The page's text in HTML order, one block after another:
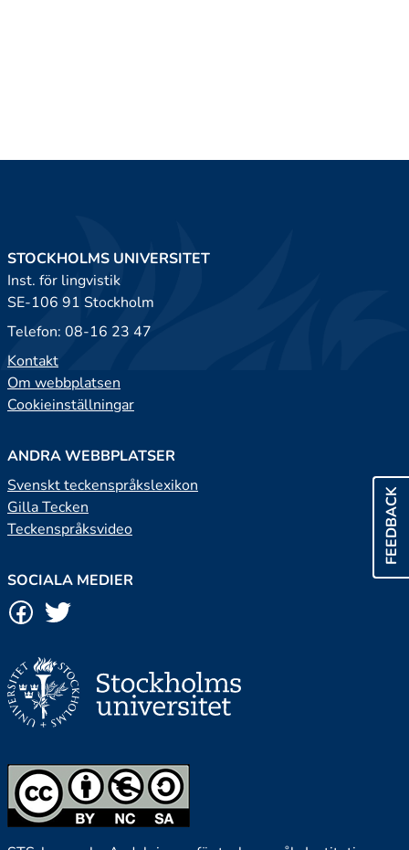
FEEDBACK
STOCKHOLMS UNIVERSITET
Inst. för lingvistik
SE-106 91 Stockholm
Telefon: 08-16 23 47
Kontakt
Om webbplatsen
Cookieinställningar
ANDRA WEBBPLATSER
Svenskt teckenspråkslexikon
Gilla Tecken
Teckenspråksvideo
SOCIALA MEDIER